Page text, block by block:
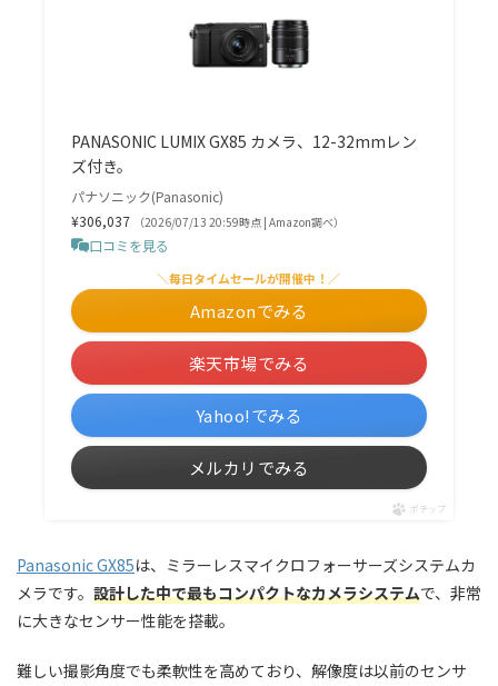
PANASONIC LUMIX GX85 カメラ、12-32mmレン
ズ付き。
パナソニック(Panasonic)
¥306,037
（2026/07/13 20:59時点 | Amazon調べ）
口コミを見る
＼毎日タイムセールが開催中！／
Amazonでみる
楽天市場でみる
Yahoo!でみる
メルカリでみる
ポチップ
Panasonic GX85は、ミラーレスマイクロフォーサーズシステムカ
メラです。 設計した中で最もコンパクトなカメラシステムで、非常
に大きなセンサー性能を搭載。
難しい撮影角度でも柔軟性を高めており、解像度は以前のセンサ